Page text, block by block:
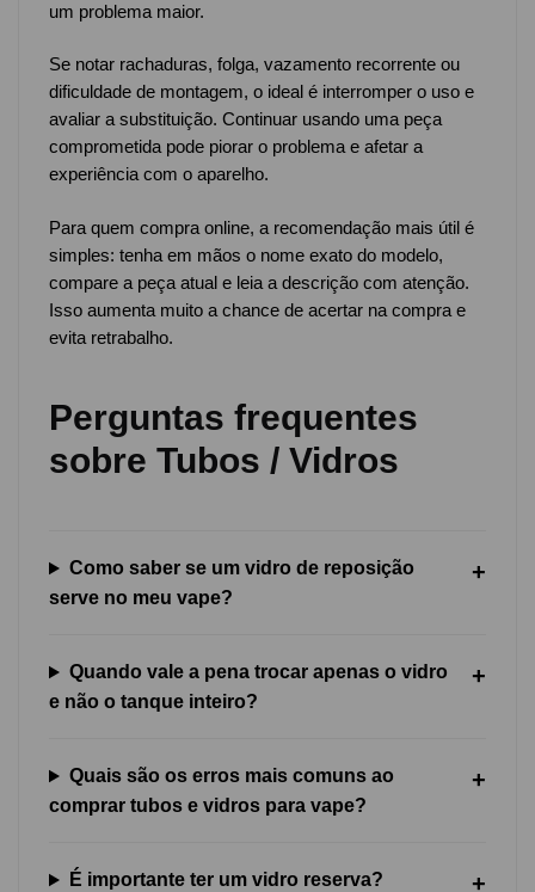
um problema maior.
Se notar rachaduras, folga, vazamento recorrente ou
dificuldade de montagem, o ideal é interromper o uso e
avaliar a substituição. Continuar usando uma peça
comprometida pode piorar o problema e afetar a
experiência com o aparelho.
Para quem compra online, a recomendação mais útil é
simples: tenha em mãos o nome exato do modelo,
compare a peça atual e leia a descrição com atenção.
Isso aumenta muito a chance de acertar na compra e
evita retrabalho.
Perguntas frequentes
sobre Tubos / Vidros
Como saber se um vidro de reposição
serve no meu vape?
Quando vale a pena trocar apenas o vidro
e não o tanque inteiro?
Quais são os erros mais comuns ao
comprar tubos e vidros para vape?
É importante ter um vidro reserva?